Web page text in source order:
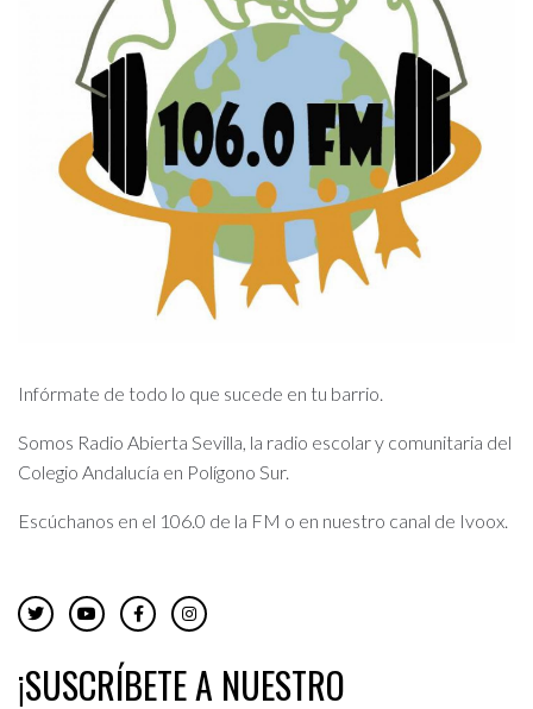
Infórmate de todo lo que sucede en tu barrio.
Somos Radio Abierta Sevilla, la radio escolar y comunitaria del
Colegio Andalucía en Polígono Sur.
Escúchanos en el 106.0 de la FM o en nuestro canal de Ivoox.
¡SUSCRÍBETE A NUESTRO